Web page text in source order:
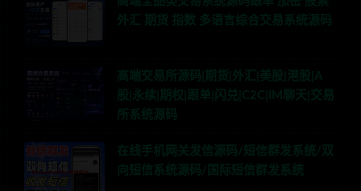
外汇 期货 指数 多语言综合交易系统源码
高端交易所源码|期货|外汇|美股|港股|A
股|永续|期权|跟单|闪兑|C2C|IM聊天|交易
所系统源码
在线手机网关发信源码/短信群发系统/双
向短信系统源码/国际短信群发系统